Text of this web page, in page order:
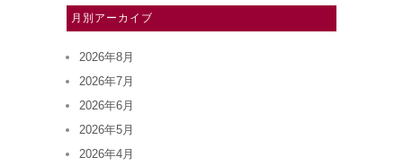
月別アーカイブ
2026年8月
2026年7月
2026年6月
2026年5月
2026年4月